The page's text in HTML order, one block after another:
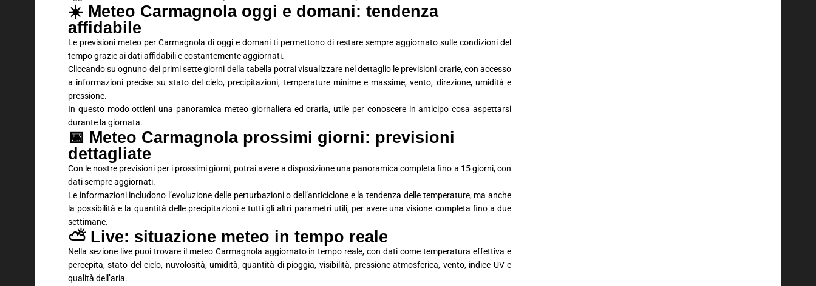
☀️ Meteo Carmagnola oggi e domani: tendenza
affidabile
Le previsioni meteo per Carmagnola di oggi e domani ti permettono di restare sempre aggiornato sulle condizioni del
tempo grazie ai dati affidabili e costantemente aggiornati.
Cliccando su ognuno dei primi sette giorni della tabella potrai visualizzare nel dettaglio le previsioni orarie, con accesso
a informazioni precise su stato del cielo, precipitazioni, temperature minime e massime, vento, direzione, umidità e
pressione.
In questo modo ottieni una panoramica meteo giornaliera ed oraria, utile per conoscere in anticipo cosa aspettarsi
durante la giornata.
📅 Meteo Carmagnola prossimi giorni: previsioni
dettagliate
Con le nostre previsioni per i prossimi giorni, potrai avere a disposizione una panoramica completa fino a 15 giorni, con
dati sempre aggiornati.
Le informazioni includono l’evoluzione delle perturbazioni o dell’anticiclone e la tendenza delle temperature, ma anche
la possibilità e la quantità delle precipitazioni e tutti gli altri parametri utili, per avere una visione completa fino a due
settimane.
⛅ Live: situazione meteo in tempo reale
Nella sezione live puoi trovare il meteo Carmagnola aggiornato in tempo reale, con dati come temperatura effettiva e
percepita, stato del cielo, nuvolosità, umidità, quantità di pioggia, visibilità, pressione atmosferica, vento, indice UV e
qualità dell’aria.